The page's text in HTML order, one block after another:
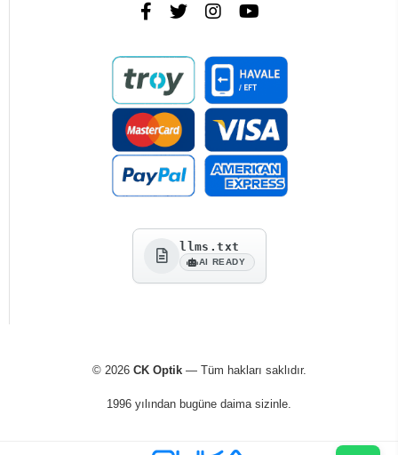
llms.txt
AI READY
© 2026 CK Optik— Tüm hakları saklıdır.
1996 yılından bugüne daima sizinle.